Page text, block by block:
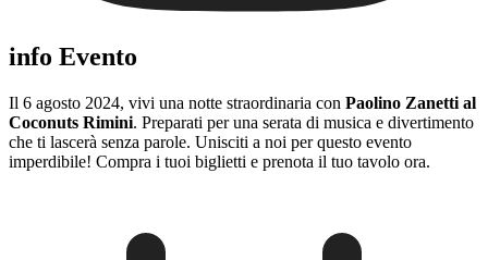
info Evento
Il 6 agosto 2024, vivi una notte straordinaria con Paolino Zanetti al
Coconuts Rimini. Preparati per una serata di musica e divertimento
che ti lascerà senza parole. Unisciti a noi per questo evento
imperdibile! Compra i tuoi biglietti e prenota il tuo tavolo ora.